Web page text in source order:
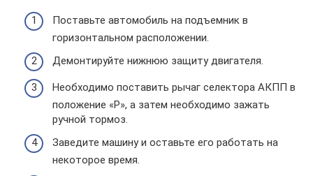
Поставьте автомобиль на подъемник в
горизонтальном расположении.
Демонтируйте нижнюю защиту двигателя.
Необходимо поставить рычаг селектора АКПП в
положение «Р», а затем необходимо зажать
ручной тормоз.
Заведите машину и оставьте его работать на
некоторое время.